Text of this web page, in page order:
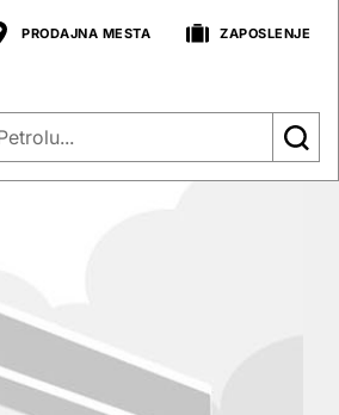
PRODAJNA MESTA ZAPOSLENJE